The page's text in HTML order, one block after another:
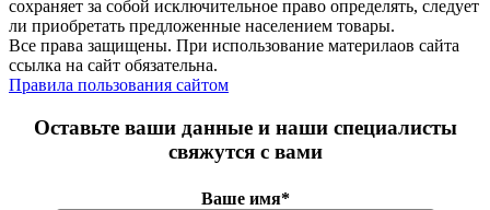
сохраняет за собой исключительное право определять, следует
ли приобретать предложенные населением товары.
Все права защищены. При использование материлаов сайта
ссылка на сайт обязательна.
Правила пользования сайтом
Оставьте ваши данные и наши специалисты
свяжутся с вами
Ваше имя*